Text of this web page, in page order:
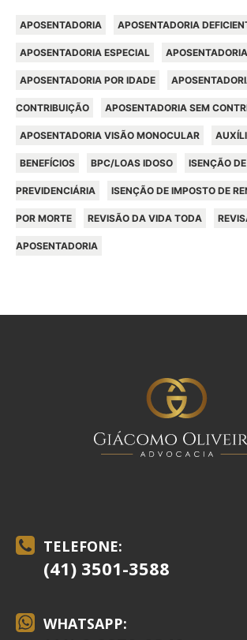
APOSENTADORIA APOSENTADORIA
APOSENTADORIA ESPECIAL
APOSENTADORIA POR IDADE
CONTRIBUIÇÃO APOSENTADORIA SEM
APOSENTADORIA VISÃO MONOCULAR
BENEFÍCIOS BPC/LOAS IDOSO ISENÇÃO
PREVIDENCIÁRIA ISENÇÃO DE IMPOSTO DE
POR MORTE REVISÃO DA VIDA TODA
APOSENTADORIA
TELEFONE:
(41) 3501-3588
WHATSAPP: